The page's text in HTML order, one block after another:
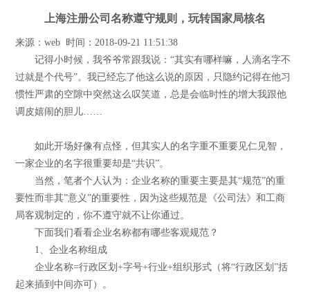
上海注册公司名称遵守规则，玩转国家局核名
来源：web 时间：2018-09-21 11:51:38
记得小时候，我爷爷常跟我说：“其实有哪样嘛，人滴名字不
过就是个代号”。我已经忘了他这么说的原因，只隐约记得在他习
惯性严肃的空隙中突然这么叹笑道，总是会临时性的增大我跟他
调皮嬉闹的胆儿……
如此开场好像有点怪，但其实人的名字重不重要见仁见智，
一家企业的名字很重要却是“共识”。
当然，笔者个人认为：企业名称的重要主要是其“规范”的重
要性而非其”意义”的重要性，因为这些规范是《公司法》和工商
局客观制定的，你不遵守就不让你通过。
下面我们看看企业名称都有哪些客观规范？
1、企业名称组成
企业名称=行政区划+字号+行业+组织形式（将“行政区划”括
起来插到中间亦可）。